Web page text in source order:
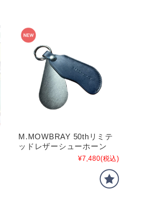
M.MOWBRAY 50thリミテ
ッドレザーシューホーン
¥7,480(税込)